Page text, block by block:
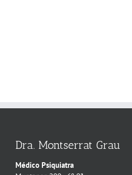
Dra. Montserrat Grau
Médico Psiquiatra